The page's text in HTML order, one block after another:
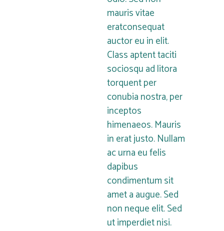
mauris vitae
eratconsequat
auctor eu in elit.
Class aptent taciti
sociosqu ad litora
torquent per
conubia nostra, per
inceptos
himenaeos. Mauris
in erat justo. Nullam
ac urna eu felis
dapibus
condimentum sit
amet a augue. Sed
non neque elit. Sed
ut imperdiet nisi.